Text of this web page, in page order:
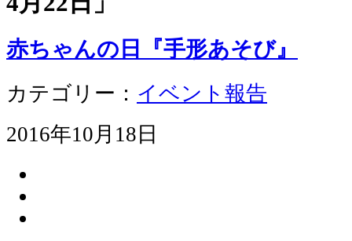
赤ちゃんの日『手形あそび』
カテゴリー： イベント報告
2016年10月18日